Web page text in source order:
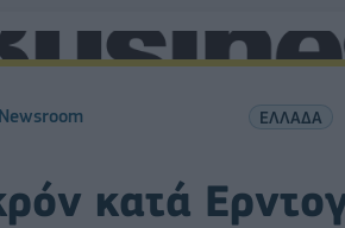
Newsroom ΕΛΛΑΔΑ
κατά